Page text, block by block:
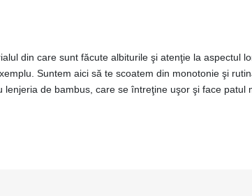
din care sunt făcute albiturile şi atenţie la aspectul
Suntem aici să te scoatem din monotonie şi
de bambus, care se întreţine uşor şi face patul